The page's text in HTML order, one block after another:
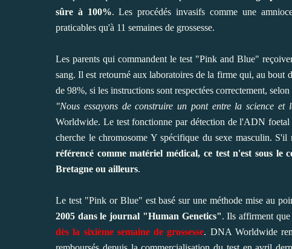
sûre à 100%. Les procédés invasifs comme une
praticables qu'à 11 semaines de grossesse.
Les parents qui commandent le test "Pink and Blue"
sang. Il est retourné aux laboratoires de la firme qui, au bout
de 98%, si les instructions sont respectées correctement,
"Nous essayons de construire un pont entre la science et
Worldwide. Le test fonctionne par détection de l'ADN
cherche le chromosome Y spécifique du sexe masculin.
référencé comme matériel médical, ce test n'est sous
Bretagne ou ailleurs.
Le test "Pink or Blue" est basé sur une méthode mise au
2005 dans le journal "Human Genetics". Ils affirment que
dès la sixième semaine de grossesse. DNA Worldwide